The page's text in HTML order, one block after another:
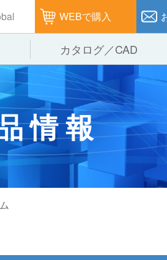
WEBで購入
ステム
デパレタイズシステム
（垂直搬送機）
カタログ／CAD
ープ
組み
情報